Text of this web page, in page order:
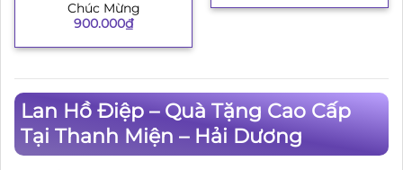
Chúc Mừng
900.000₫
Lan Hồ Điệp – Quà Tặng Cao Cấp
Tại Thanh Miện – Hải Dương